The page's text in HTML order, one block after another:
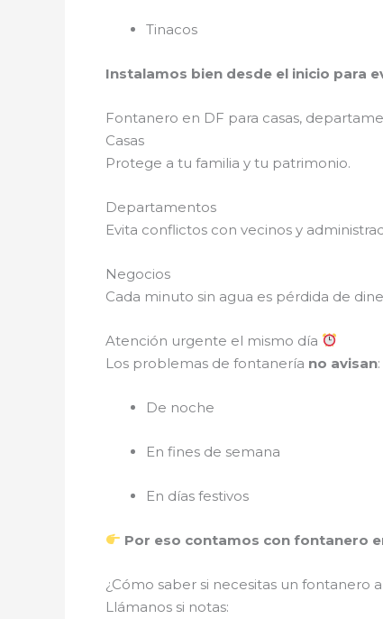
Tinacos
Instalamos bien desde el inicio para
Fontanero en DF para casas,
Casas
Protege a tu familia y tu patrimonio.
Departamentos
Evita conflictos con vecinos y
Negocios
Cada minuto sin agua es pérdida de
Atención urgente el mismo día
Los problemas de fontanería no avisan:
De noche
En fines de semana
En días festivos
Por eso contamos con fontanero
¿Cómo saber si necesitas un fontanero
Llámanos si notas: